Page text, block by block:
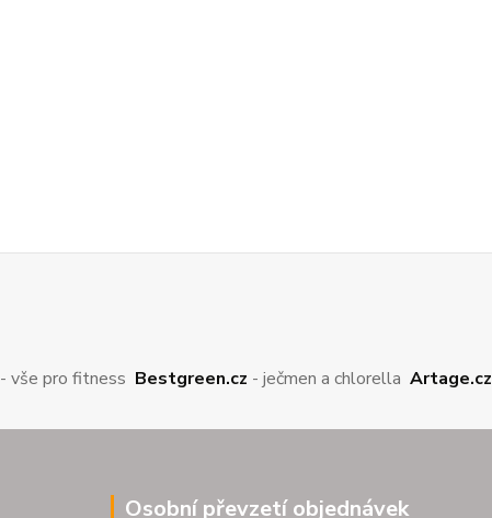
- vše pro fitness Bestgreen.cz - ječmen a chlorella Artage.cz
Osobní převzetí objednávek